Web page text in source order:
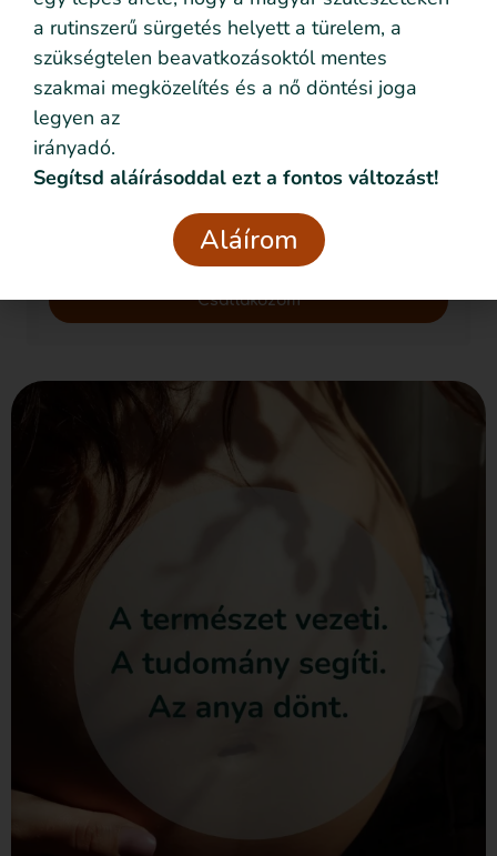
Feliratkozom!
Szeretném nyomon követni az eseményeket emailben
is
Szeretném elmesélni a saját történetemet
Elolvastam és elfogadom az Adatvédelmi
nyilatkozatbanfoglaltakat.
Csatlakozom
a rutinszerű sürgetés helyett a türelem, a
szükségtelen beavatkozásoktól mentes
szakmai megközelítés és a nő döntési joga
legyen az
irányadó.
Segítsd aláírásoddal ezt a fontos változást!
Aláírom